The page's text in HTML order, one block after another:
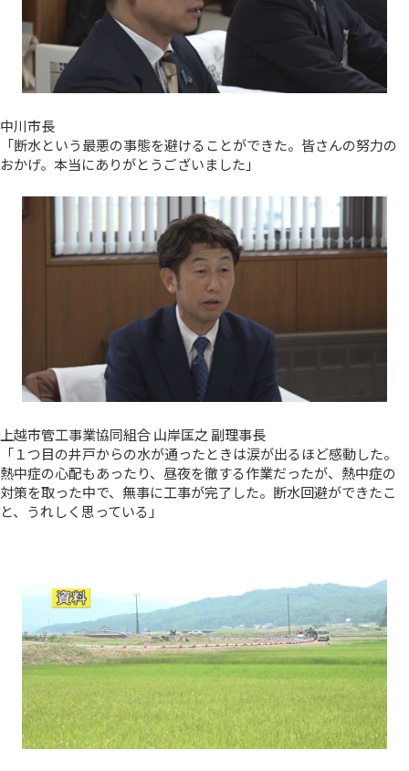
中川市長
「断水という最悪の事態を避けることができた。皆さんの努力の
おかげ。本当にありがとうございました」
上越市管工事業協同組合 山岸匡之 副理事長
「１つ目の井戸からの水が通ったときは涙が出るほど感動した。
熱中症の心配もあったり、昼夜を徹する作業だったが、熱中症の
対策を取った中で、無事に工事が完了した。断水回避ができたこ
と、うれしく思っている」